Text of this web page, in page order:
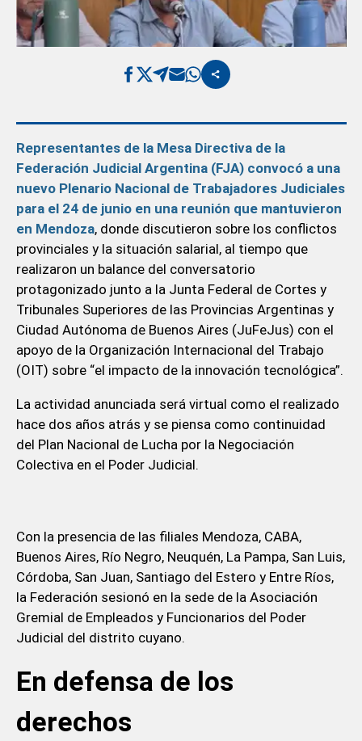
Representantes de la Mesa Directiva de la
Federación Judicial Argentina (FJA) convocó a una
nuevo Plenario Nacional de Trabajadores Judiciales
para el 24 de junio en una reunión que mantuvieron
en Mendoza, donde discutieron sobre los conflictos
provinciales y la situación salarial, al tiempo que
realizaron un balance del conversatorio
protagonizado junto a la Junta Federal de Cortes y
Tribunales Superiores de las Provincias Argentinas y
Ciudad Autónoma de Buenos Aires (JuFeJus) con el
apoyo de la Organización Internacional del Trabajo
(OIT) sobre “el impacto de la innovación tecnológica”.
La actividad anunciada será virtual como el realizado
hace dos años atrás y se piensa como continuidad
del Plan Nacional de Lucha por la Negociación
Colectiva en el Poder Judicial.
Con la presencia de las filiales Mendoza, CABA,
Buenos Aires, Río Negro, Neuquén, La Pampa, San Luis,
Córdoba, San Juan, Santiago del Estero y Entre Ríos,
la Federación sesionó en la sede de la Asociación
Gremial de Empleados y Funcionarios del Poder
Judicial del distrito cuyano.
En defensa de los
derechos